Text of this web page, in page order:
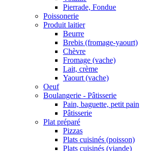
Pierrade, Fondue
Poissonerie
Produit laitier
Beurre
Brebis (fromage-yaourt)
Chèvre
Fromage (vache)
Lait, crème
Yaourt (vache)
Oeuf
Boulangerie - Pâtisserie
Pain, baguette, petit pain
Pâtisserie
Plat préparé
Pizzas
Plats cuisinés (poisson)
Plats cuisinés (viande)